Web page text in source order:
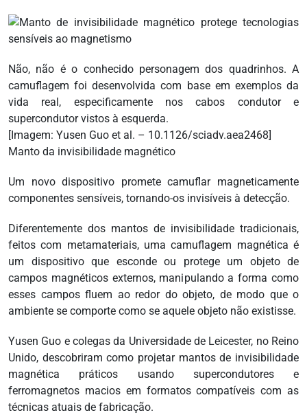
Não, não é o conhecido personagem dos quadrinhos. A
camuflagem foi desenvolvida com base em exemplos da
vida real, especificamente nos cabos condutor e
supercondutor vistos à esquerda.
[Imagem: Yusen Guo et al. – 10.1126/sciadv.aea2468]
Manto da invisibilidade magnético
Um novo dispositivo promete camuflar magneticamente
componentes sensíveis, tornando-os invisíveis à detecção.
Diferentemente dos mantos de invisibilidade tradicionais,
feitos com metamateriais, uma camuflagem magnética é
um dispositivo que esconde ou protege um objeto de
campos magnéticos externos, manipulando a forma como
esses campos fluem ao redor do objeto, de modo que o
ambiente se comporte como se aquele objeto não existisse.
Yusen Guo e colegas da Universidade de Leicester, no Reino
Unido, descobriram como projetar mantos de invisibilidade
magnética práticos usando supercondutores e
ferromagnetos macios em formatos compatíveis com as
técnicas atuais de fabricação.